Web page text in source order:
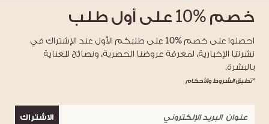
خصم %10 على أول طلب
احصلوا على خصم %10 على طلبكم الأول عند الإشتراك في
نشرتنا الإخبارية، لمعرفة عروضنا الحصرية، ونصائح للعناية
بالبشرة.
*تطبق الشروط والأحكام
الاشتراك